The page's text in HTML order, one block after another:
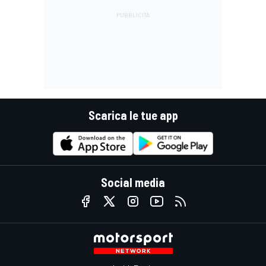
Scarica le tue app
Social media